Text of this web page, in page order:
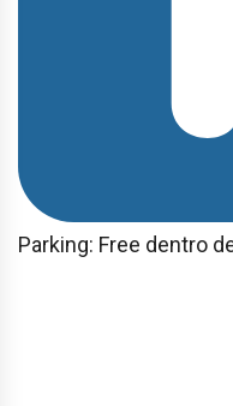
Parking: Free dentro